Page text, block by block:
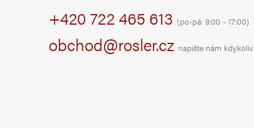
+420 722 465 613 (po-pá: 9:00 - 17:00)
obchod@rosler.cz napište nám kdykoliv